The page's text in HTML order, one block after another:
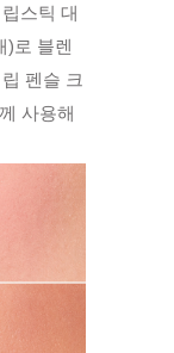
스틱 대
)로 블렌
펜슬 크
사용해